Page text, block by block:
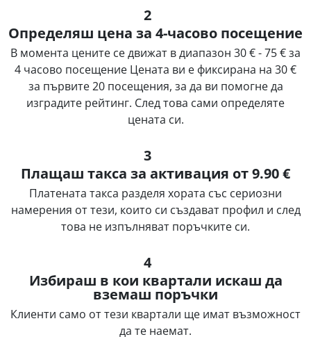
2
Определяш цена за 4-часово посещение
В момента цените се движат в диапазон 30 € - 75 € за
4 часово посещение Цената ви е фиксирана на 30 €
за първите 20 посещения, за да ви помогне да
изградите рейтинг. След това сами определяте
цената си.
3
Плащаш такса за активация от 9.90 €
Платената такса разделя хората със сериозни
намерения от тези, които си създават профил и след
това не изпълняват поръчките си.
4
Избираш в кои квартали искаш да
вземаш поръчки
Клиенти само от тези квартали ще имат възможност
да те наемат.